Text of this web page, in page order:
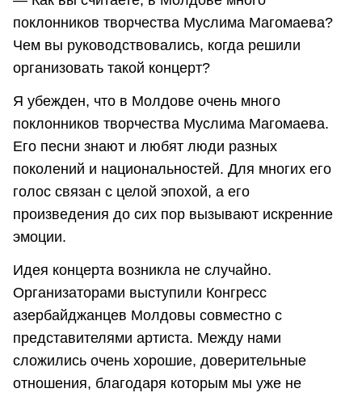
поклонников творчества Муслима Магомаева?
Чем вы руководствовались, когда решили
организовать такой концерт?
Я убежден, что в Молдове очень много
поклонников творчества Муслима Магомаева.
Его песни знают и любят люди разных
поколений и национальностей. Для многих его
голос связан с целой эпохой, а его
произведения до сих пор вызывают искренние
эмоции.
Идея концерта возникла не случайно.
Организаторами выступили Конгресс
азербайджанцев Молдовы совместно с
представителями артиста. Между нами
сложились очень хорошие, доверительные
отношения, благодаря которым мы уже не